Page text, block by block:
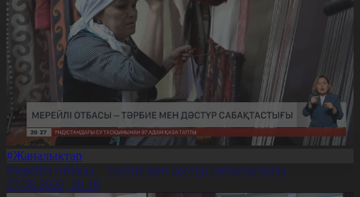
#Жаңалықтар
Мерейлі отбасы – тәрбие мен дәстүр сабақтастығы
07.08.2026, 20:19